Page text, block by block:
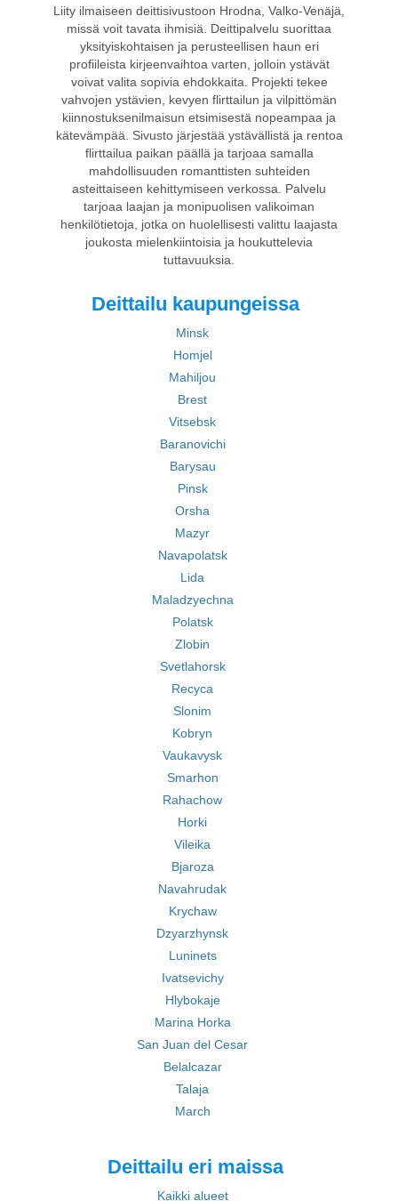
Liity ilmaiseen deittisivustoon Hrodna, Valko-Venäjä,
missä voit tavata ihmisiä. Deittipalvelu suorittaa
yksityiskohtaisen ja perusteellisen haun eri
profiileista kirjeenvaihtoa varten, jolloin ystävät
voivat valita sopivia ehdokkaita. Projekti tekee
vahvojen ystävien, kevyen flirttailun ja vilpittömän
kiinnostuksenilmaisun etsimisestä nopeampaa ja
kätevämpää. Sivusto järjestää ystävällistä ja rentoa
flirttailua paikan päällä ja tarjoaa samalla
mahdollisuuden romanttisten suhteiden
asteittaiseen kehittymiseen verkossa. Palvelu
tarjoaa laajan ja monipuolisen valikoiman
henkilötietoja, jotka on huolellisesti valittu laajasta
joukosta mielenkiintoisia ja houkuttelevia
tuttavuuksia.
Deittailu kaupungeissa
Minsk
Homjel
Mahiljou
Brest
Vitsebsk
Baranovichi
Barysau
Pinsk
Orsha
Mazyr
Navapolatsk
Lida
Maladzyechna
Polatsk
Zlobin
Svetlahorsk
Recyca
Slonim
Kobryn
Vaukavysk
Smarhon
Rahachow
Horki
Vileika
Bjaroza
Navahrudak
Krychaw
Dzyarzhynsk
Luninets
Ivatsevichy
Hlybokaje
Marina Horka
San Juan del Cesar
Belalcazar
Talaja
March
Deittailu eri maissa
Kaikki alueet